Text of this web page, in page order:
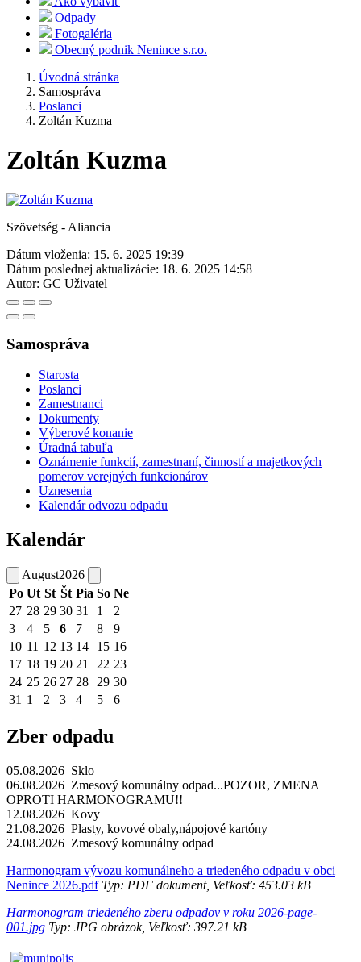
Odpady
Fotogaléria
Obecný podnik Nenince s.r.o.
Úvodná stránka
Samospráva
Poslanci
Zoltán Kuzma
Zoltán Kuzma
Szövetség - Aliancia
Dátum vloženia: 15. 6. 2025 19:39
Dátum poslednej aktualizácie: 18. 6. 2025 14:58
Autor: GC Uživatel
Samospráva
Starosta
Poslanci
Zamestnanci
Dokumenty
Výberové konanie
Úradná tabuľa
Oznámenie funkcií, zamestnaní, činností a majetkových
pomerov verejných funkcionárov
Uznesenia
Kalendár odvozu odpadu
Kalendár
August2026
Po Ut St Št Pia So Ne
27 28 29 30 31 1
2
3
4 5 6 7 8
9
10 11 12 13 14 15 16
17 18 19 20 21 22 23
24 25 26 27 28 29 30
31 1 2 3 4 5 6
Zber odpadu
05.08.2026 Sklo
06.08.2026 Zmesový komunálny odpad...POZOR, ZMENA
OPROTI HARMONOGRAMU!!
12.08.2026 Kovy
21.08.2026 Plasty, kovové obaly,nápojové kartóny
24.08.2026 Zmesový komunálny odpad
Harmonogram vývozu komunálneho a triedeného odpadu v obci
Nenince 2026.pdfTyp: PDF dokument, Veľkosť: 453.03 kB
Harmonogram triedeného zberu odpadov v roku 2026-page-
001.jpg Typ: JPG obrázok, Veľkosť: 397.21 kB